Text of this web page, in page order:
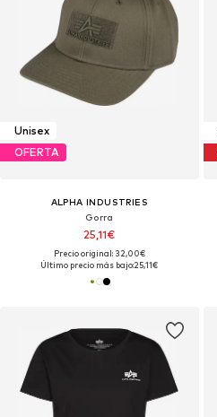
Unisex
OFERTA
ALPHA INDUSTRIES
Gorra
25,11€
Precio original: 32,00€
Último precio más bajo:25,11€